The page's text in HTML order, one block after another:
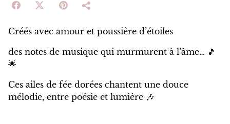
Créés avec amour et poussière d’étoiles
des notes de musique qui murmurent à l’âme… 🎵
🌟
Ces ailes de fée dorées chantent une douce
mélodie, entre poésie et lumière 🎶